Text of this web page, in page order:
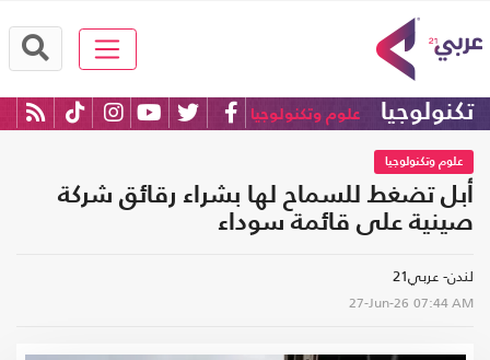
تكنولوجيا علوم وتكنولوجيا
علوم وتكنولوجيا
أبل تضغط للسماح لها بشراء رقائق شركة
صينية على قائمة سوداء
لندن- عربي21
27-Jun-26 07:44 AM